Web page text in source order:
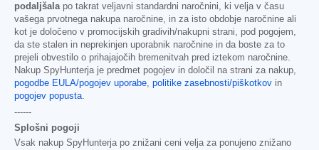
podaljšalapo takrat veljavni standardni naročnini, ki velja v času
vašega prvotnega nakupa naročnine, in za isto obdobje naročnine ali
kot je določeno v promocijskih gradivih/nakupni strani, pod pogojem,
da ste stalen in neprekinjen uporabnik naročnine in da boste za to
prejeli obvestilo o prihajajočih bremenitvah pred iztekom naročnine.
Nakup SpyHunterja je predmet pogojev in določil na strani za nakup,
pogodbe EULA/pogojev uporabe, politike zasebnosti/piškotkov in
pogojev popusta.
------
Splošni pogoji
Vsak nakup SpyHunterja po znižani ceni velja za ponujeno znižano